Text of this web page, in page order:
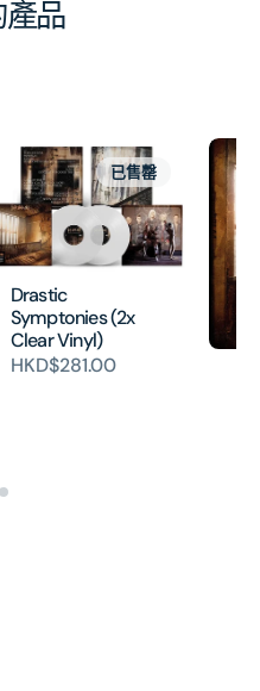
品
Drastic
Symptonies (2x
Clear Vinyl)
HKD$281.00
已售罄